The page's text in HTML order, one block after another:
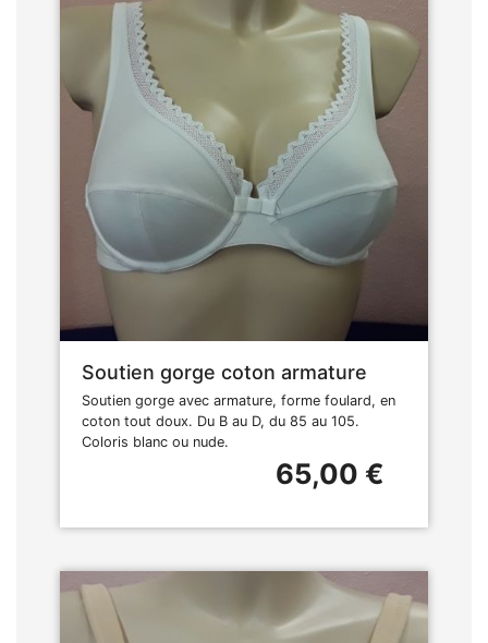
Soutien gorge coton armature
Soutien gorge avec armature, forme foulard, en
coton tout doux. Du B au D, du 85 au 105.
Coloris blanc ou nude.
65,00 €